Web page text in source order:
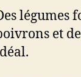
légumes
et